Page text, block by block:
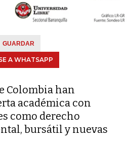
GUARDAR
A WHATSAPP
Colombia han
académica con
como derecho
bursátil y nuevas